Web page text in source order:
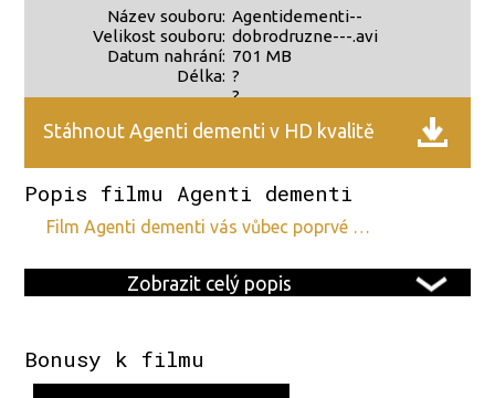
Název souboru:
Velikost souboru:
Datum nahrání:
Délka:
Agentidementi--
dobrodruzne---.avi
701 MB
?
?
Stáhnout Agenti dementi v HD kvalitě
Popis filmu Agenti dementi
film Agenti dementi vás vůbec poprvé …
Zobrazit celý popis
Bonusy k filmu